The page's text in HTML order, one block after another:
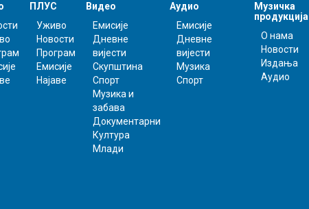
ПЛУС
Уживо
Новости
Програм
Емисије
Најаве
Видео
Емисије
Дневне
вијести
Скупштина
Спорт
Музика и
забава
Документарни
Култура
Млади
Аудио
Емисије
Дневне
вијести
Музика
Спорт
Музичка
продукција
О нама
Новости
Издања
Аудио